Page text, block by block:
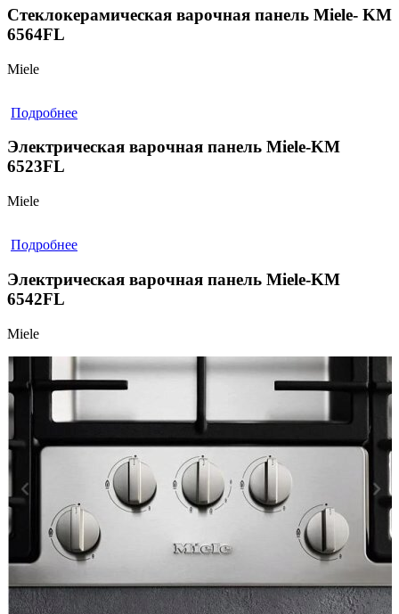
Стеклокерамическая варочная панель Miele- KM
6564FL
Miele
Подробнее
Электрическая варочная панель Miele-KM
6523FL
Miele
Подробнее
Электрическая варочная панель Miele-KM
6542FL
Miele